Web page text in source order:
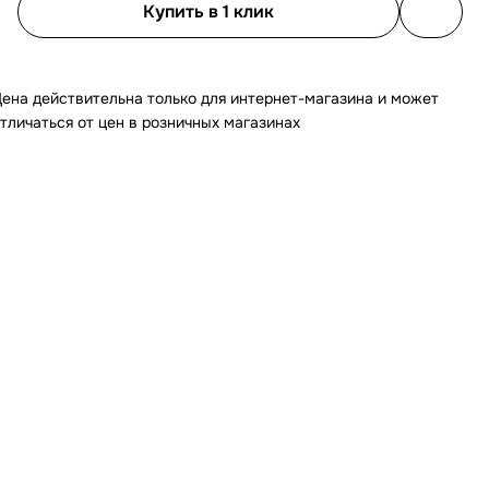
Купить в 1 клик
действительна только для интернет-магазина и может
от цен в розничных магазинах